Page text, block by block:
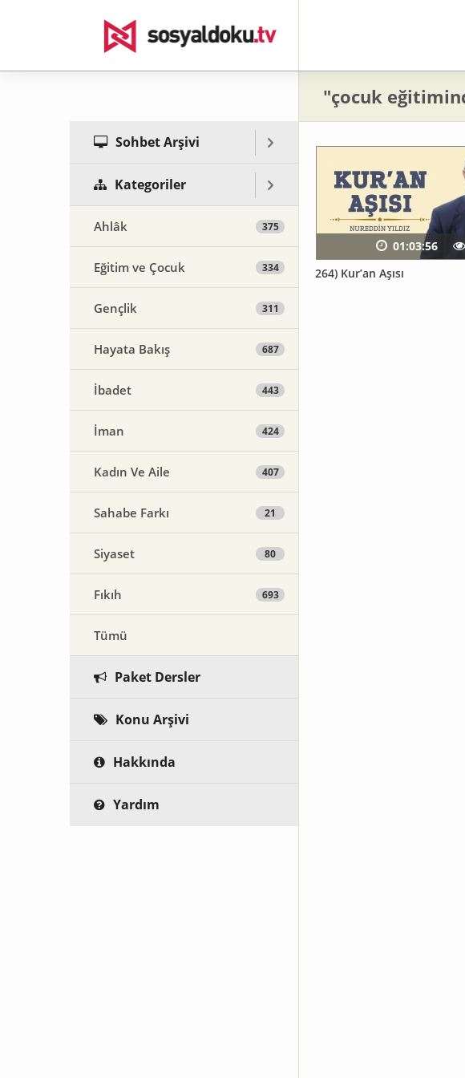
Sohbet Arşivi
Kategoriler
Ahlâk 375
Eğitim ve Çocuk 334
Gençlik 311
Hayata Bakış 687
İbadet 443
İman 424
Kadın Ve Aile 407
Sahabe Farkı 21
Siyaset 80
Fıkıh 693
Tümü
Paket Dersler
Konu Arşivi
Hakkında
Yardım
"çocuk
264) Kur’an Aşısı
01:03:56